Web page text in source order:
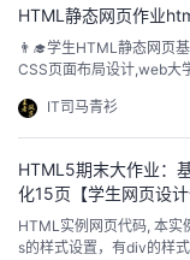
HTML静态网页作业
👨‍🎓学生HTML静态网页
CSS页面布局设计,web大
个实例比较全面，有助于
IT司马青衫
HTML5期末大作业：
化15页【学生网页设计
HTML实例网页代码, 本
s的样式设置，有div的样